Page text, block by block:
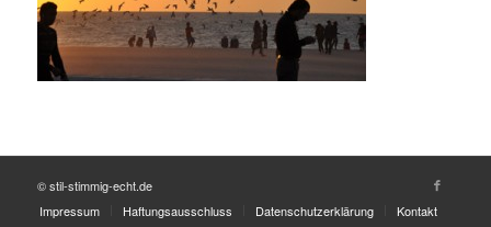
© stil-stimmig-echt.de
Impressum
Haftungsausschluss Datenschutzerklärung Kontakt